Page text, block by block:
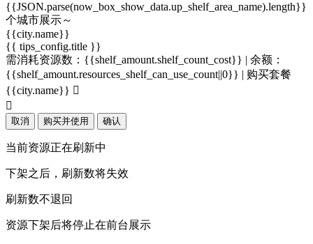
{{JSON.parse(now_box_show_data.up_shelf_area_name).length}}
个城市展示～
{{city.name}}
{{ tips_config.title }}
需消耗资源数：{{shelf_amount.shelf_count_cost}} | 余额：
{{shelf_amount.resources_shelf_can_use_count||0}} | 购买套餐
{{city.name}} 

取消 购买并使用 确认
当前资源正在刷新中
下架之后，刷新数将失效
刷新数不退回
资源下架后将停止在前台展示